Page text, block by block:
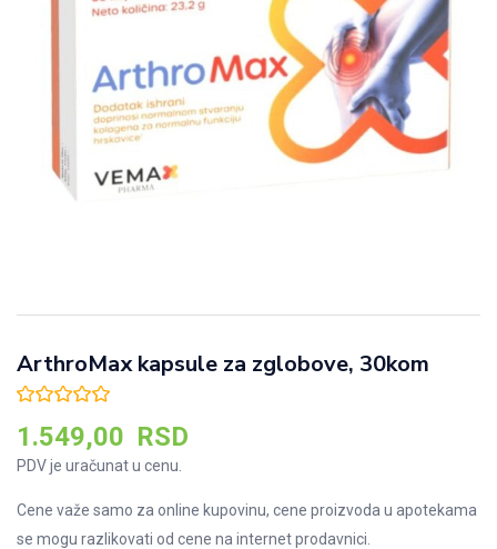
ArthroMax kapsule za zglobove, 30kom
1.549,00 RSD
PDV je uračunat u cenu.
Cene važe samo za online kupovinu, cene proizvoda u apotekama
se mogu razlikovati od cene na internet prodavnici.